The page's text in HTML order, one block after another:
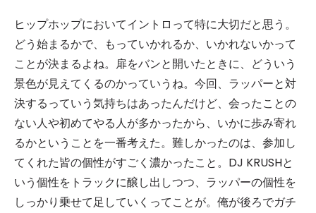
ヒップホップにおいてイントロって特に大切だと思う。
どう始まるかで、もっていかれるか、いかれないかって
ことが決まるよね。扉をバンと開いたときに、どういう
景色が見えてくるのかっていうね。今回、ラッパーと対
決するっていう気持ちはあったんだけど、会ったことの
ない人や初めてやる人が多かったから、いかに歩み寄れ
るかということを一番考えた。難しかったのは、参加し
てくれた皆の個性がすごく濃かったこと。DJ KRUSHと
いう個性をトラックに醸し出しつつ、ラッパーの個性を
しっかり乗せて足していくってことが。俺が後ろでガチ